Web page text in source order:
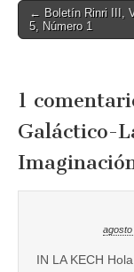
Post
navigation
← Boletín Rinri III,
5, Número 1
1
Galáctico-
agosto
IN LA KECH